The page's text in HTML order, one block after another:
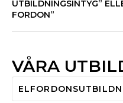
VÅRA
UTBILDNINGSINTYG”
FORDON”